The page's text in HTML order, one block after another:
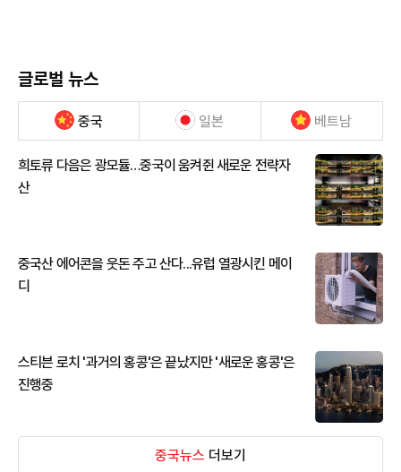
글로벌 뉴스
중국 일본 베트남
희토류 다음은 광모듈…중국이 움켜쥔 새로운 전략자
산
중국산 에어콘을 웃돈 주고 산다...유럽 열광시킨 메이
디
스티븐 로치 '과거의 홍콩'은 끝났지만 '새로운 홍콩'은
진행중
중국뉴스 더보기